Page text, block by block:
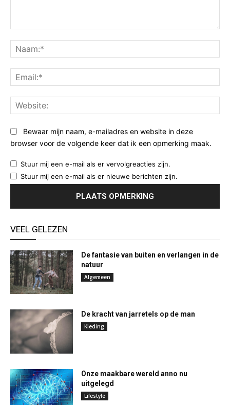
Bewaar mijn naam, e-mailadres en website in deze
browser voor de volgende keer dat ik een opmerking maak.
Stuur mij een e-mail als er vervolgreacties zijn.
Stuur mij een e-mail als er nieuwe berichten zijn.
VEEL GELEZEN
De fantasie van buiten en verlangen in de
natuur
Algemeen
De kracht van jarretels op de man
Kleding
Onze maakbare wereld anno nu
uitgelegd
Lifestyle